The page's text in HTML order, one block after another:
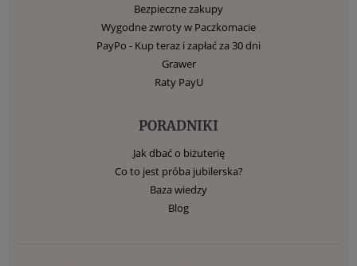
Bezpieczne zakupy
Wygodne zwroty w Paczkomacie
PayPo - Kup teraz i zapłać za 30 dni
Grawer
Raty PayU
PORADNIKI
Jak dbać o biżuterię
Co to jest próba jubilerska?
Baza wiedzy
Blog